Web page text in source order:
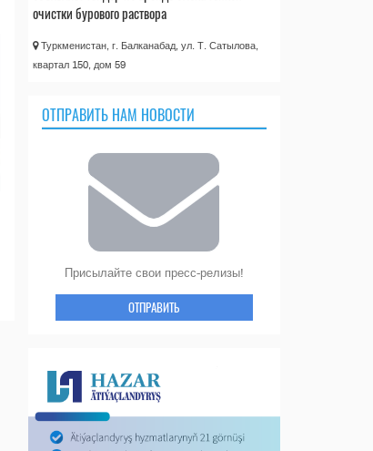
очистки бурового раствора
Туркменистан, г. Балканабад, ул. Т. Сатылова,
квартал 150, дом 59
ОТПРАВИТЬ НАМ НОВОСТИ
Присылайте свои пресс-релизы!
ОТПРАВИТЬ